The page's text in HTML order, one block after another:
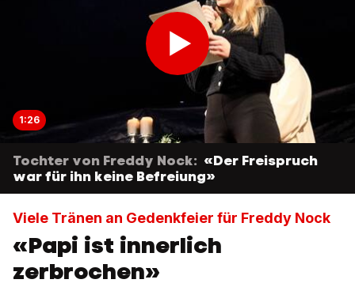
1:26
Tochter von Freddy Nock: «Der Freispruch
war für ihn keine Befreiung»
Viele Tränen an Gedenkfeier für Freddy Nock
«Papi ist innerlich
zerbrochen»